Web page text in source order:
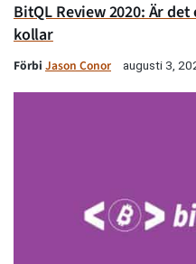
BitQL Review 2020: Är
kollar
Förbi Jason Conor augusti 3,